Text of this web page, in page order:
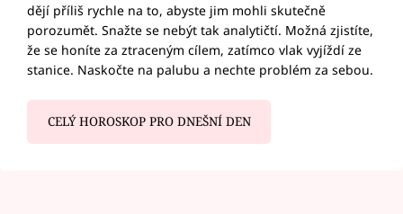
dějí příliš rychle na to, abyste jim mohli skutečně
porozumět. Snažte se nebýt tak analytičtí. Možná zjistíte,
že se honíte za ztraceným cílem, zatímco vlak vyjíždí ze
stanice. Naskočte na palubu a nechte problém za sebou.
CELÝ HOROSKOP PRO DNEŠNÍ DEN